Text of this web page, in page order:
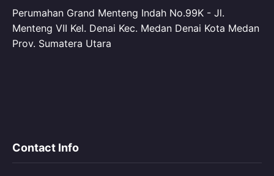
Perumahan Grand Menteng Indah No.99K - Jl.
Menteng VII Kel. Denai Kec. Medan Denai Kota Medan
Prov. Sumatera Utara
Contact Info